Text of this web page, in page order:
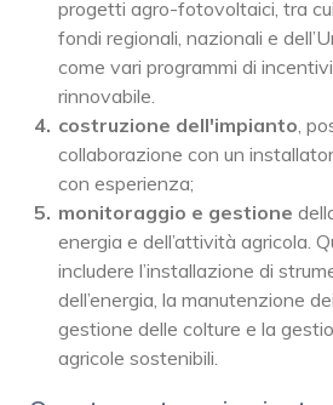
progetti agro-fotovoltaici, tra
fondi regionali, nazionali e
come vari programmi di incentivi
rinnovabile.
costruzione dell'impianto ,
collaborazione con un
con esperienza;
monitoraggio e gestione
energia e dell’attività agricola.
includere l’installazione di
dell’energia, la manutenzione
gestione delle colture e la
agricole sostenibili.